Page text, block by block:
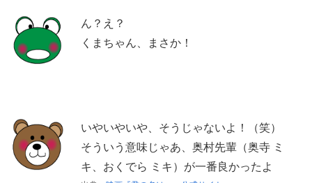
ん？え？
くまちゃん、まさか！
いやいやいや、そうじゃないよ！（笑）
そういう意味じゃあ、奥村先輩（奥寺 ミ
キ、おくでら ミキ）が一番良かったよ